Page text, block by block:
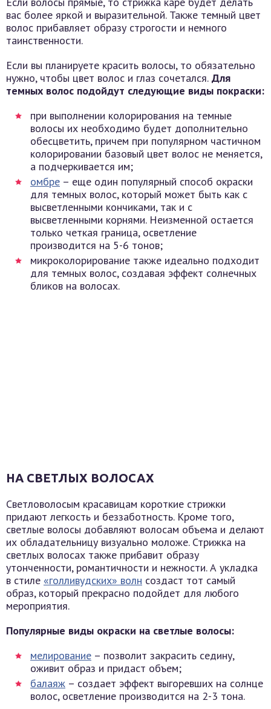
вас более яркой и выразительной. Также темный цвет
волос прибавляет образу строгости и немного
таинственности.
Если вы планируете красить волосы, то обязательно
нужно, чтобы цвет волос и глаз сочетался. Для
темных волос подойдут следующие виды покраски:
при выполнении колорирования на темные
волосы их необходимо будет дополнительно
обесцветить, причем при популярном частичном
колорировании базовый цвет волос не меняется,
а подчеркивается им;
омбре – еще один популярный способ окраски
для темных волос, который может быть как с
высветленными кончиками, так и с
высветленными корнями. Неизменной остается
только четкая граница, осветление
производится на 5-6 тонов;
микроколорирование также идеально подходит
для темных волос, создавая эффект солнечных
бликов на волосах.
НА СВЕТЛЫХ ВОЛОСАХ
Светловолосым красавицам короткие стрижки
придают легкость и беззаботность. Кроме того,
светлые волосы добавляют волосам объема и делают
их обладательницу визуально моложе. Стрижка на
светлых волосах также прибавит образу
утонченности, романтичности и нежности. А укладка
в стиле «голливудских» волн создаст тот самый
образ, который прекрасно подойдет для любого
мероприятия.
Популярные виды окраски на светлые волосы:
мелирование – позволит закрасить седину,
оживит образ и придаст объем;
балаяж – создает эффект выгоревших на солнце
волос, осветление производится на 2-3 тона.